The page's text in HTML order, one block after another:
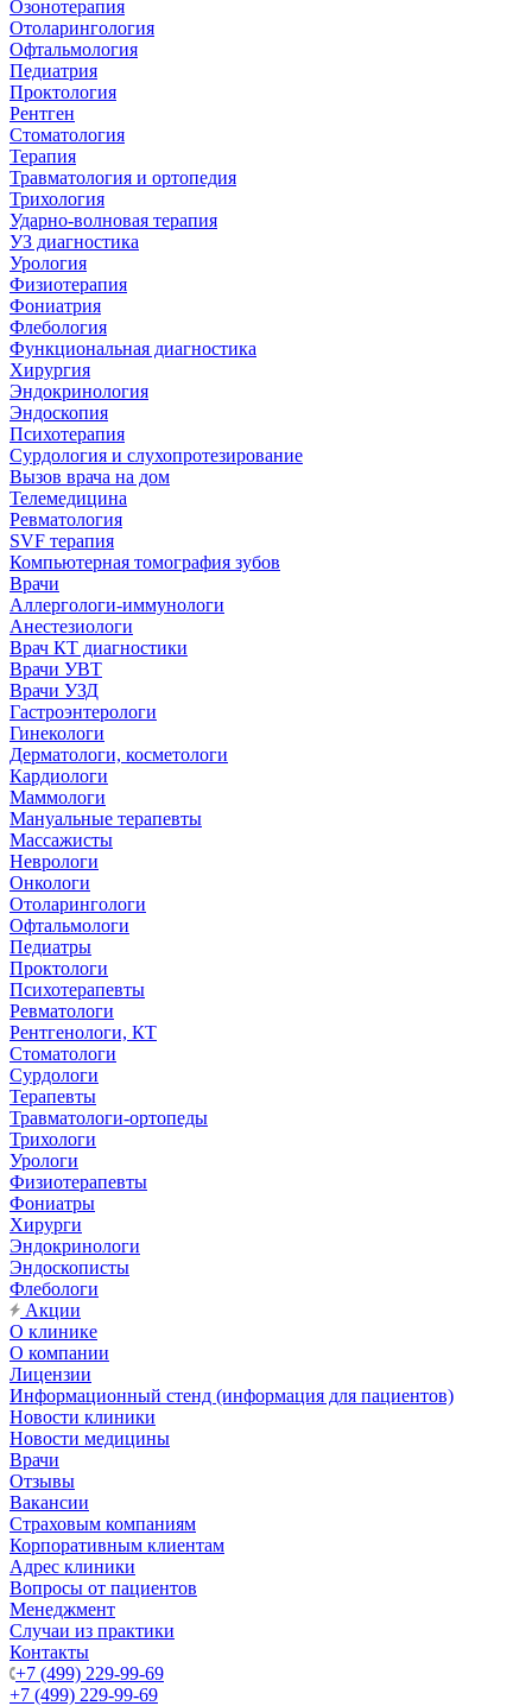
Озонотерапия
Отоларингология
Офтальмология
Педиатрия
Проктология
Рентген
Стоматология
Терапия
Травматология и ортопедия
Трихология
Ударно-волновая терапия
УЗ диагностика
Урология
Физиотерапия
Фониатрия
Флебология
Функциональная диагностика
Хирургия
Эндокринология
Эндоскопия
Психотерапия
Сурдология и слухопротезирование
Вызов врача на дом
Телемедицина
Ревматология
SVF терапия
Компьютерная томография зубов
Врачи
Аллергологи-иммунологи
Анестезиологи
Врач КТ диагностики
Врачи УВТ
Врачи УЗД
Гастроэнтерологи
Гинекологи
Дерматологи, косметологи
Кардиологи
Маммологи
Мануальные терапевты
Массажисты
Неврологи
Онкологи
Отоларингологи
Офтальмологи
Педиатры
Проктологи
Психотерапевты
Ревматологи
Рентгенологи, КТ
Стоматологи
Сурдологи
Терапевты
Травматологи-ортопеды
Трихологи
Урологи
Физиотерапевты
Фониатры
Хирурги
Эндокринологи
Эндоскописты
Флебологи
Акции
О клинике
О компании
Лицензии
Информационный стенд (информация для пациентов)
Новости клиники
Новости медицины
Врачи
Отзывы
Вакансии
Страховым компаниям
Корпоративным клиентам
Адрес клиники
Вопросы от пациентов
Менеджмент
Случаи из практики
Контакты
+7 (499) 229-99-69
+7 (499) 229-99-69